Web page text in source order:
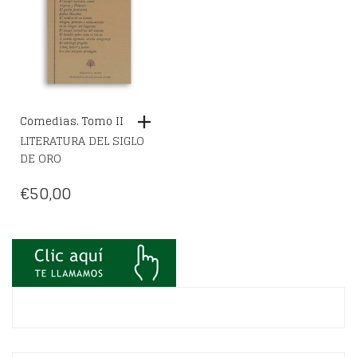
Comedias. Tomo II
LITERATURA DEL SIGLO
DE ORO
€50,00